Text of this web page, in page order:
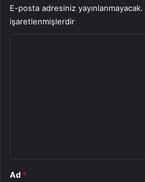
E-posta adresiniz yayınlanmayacak.
işaretlenmişlerdir
Ad *